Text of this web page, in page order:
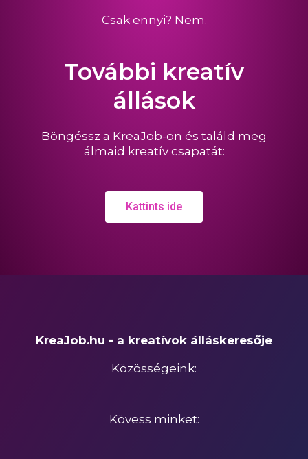
Csak ennyi? Nem.
További kreatív
állások
Böngéssz a KreaJob-on és találd meg
álmaid kreatív csapatát:
Kattints ide
KreaJob.hu - a kreatívok álláskeresője
Közösségeink:
Kövess minket: